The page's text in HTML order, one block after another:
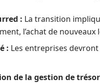
: La transition
l’achat de nouveaux
: Les entreprises
de la gestion de